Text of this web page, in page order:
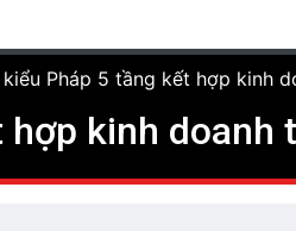
Pháp 5 tầng kết hợp kinh
kinh doanh